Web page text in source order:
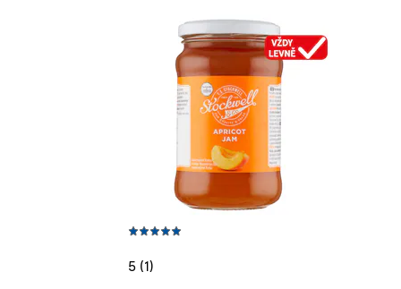
5 (1)